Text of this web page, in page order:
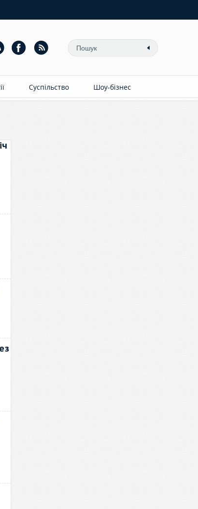
Суспільство Шоу-бізнес